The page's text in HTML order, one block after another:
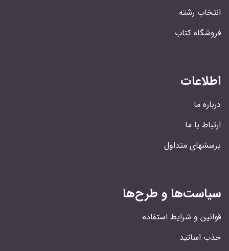
انتخاب رشته
فروشگاه کتاب
اطلاعات
درباره ما
ارتباط با ما
پرسشهای متداول
سیاست‌ها و طرح‌ها
قوانین و شرایط استفاده
جذب اساتید